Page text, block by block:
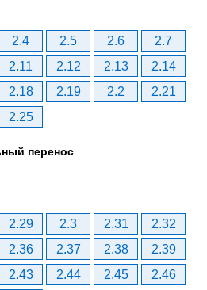
2.4 2.5 2.6
2.7
2.11 2.12 2.13
2.14
2.18 2.19 2.2
2.21
2.25
перенос
2.29 2.3 2.31
2.32
2.36 2.37 2.38
2.39
2.43 2.44 2.45
2.46